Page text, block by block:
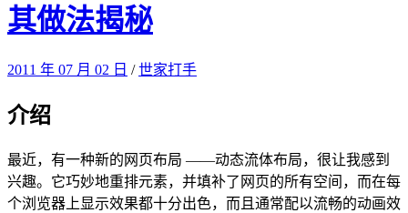
其做法揭秘
2011 年 07 月 02 日 /世家打手
介绍
最近，有一种新的网页布局 ——动态流体布局，很让我感到
兴趣。它巧妙地重排元素，并填补了网页的所有空间，而在每
个浏览器上显示效果都十分出色，而且通常配以流畅的动画效